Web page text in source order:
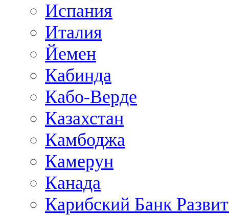
Испания
Италия
Йемен
Кабинда
Кабо-Верде
Казахстан
Камбоджа
Камерун
Канада
Карибский Банк